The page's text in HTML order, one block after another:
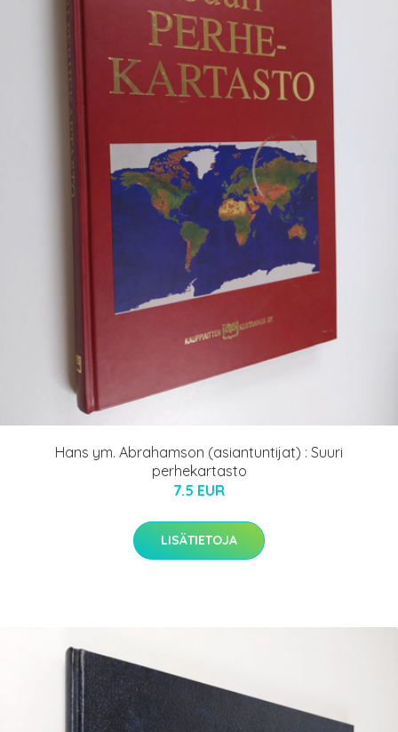
Hans ym. Abrahamson (asiantuntijat) : Suuri
perhekartasto
7.5 EUR
LISÄTIETOJA